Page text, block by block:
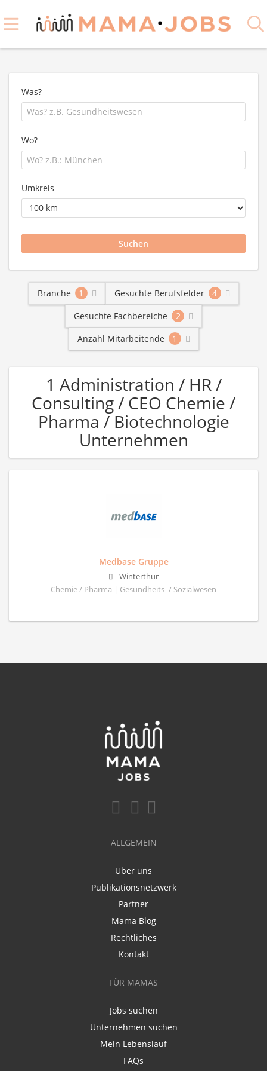
Was?
Wo?
Umkreis
Branche 1 Gesuchte Berufsfelder
4
Gesuchte Fachbereiche
2
Anzahl Mitarbeitende
1
1 Administration / HR /
Consulting / CEO Chemie /
Pharma / Biotechnologie
Unternehmen
Medbase Gruppe
Winterthur
Chemie / Pharma | Gesundheits- / Sozialwesen
ALLGEMEIN
Über uns
Publikationsnetzwerk
Partner
Mama Blog
Rechtliches
Kontakt
FÜR MAMAS
Jobs suchen
Unternehmen suchen
Mein Lebenslauf
FAQs